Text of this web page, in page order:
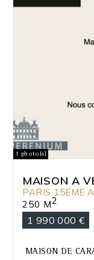
1 photo(s)
MAISON A
PARIS 15EME
250 M2
1 990 000 €
MAISON DE